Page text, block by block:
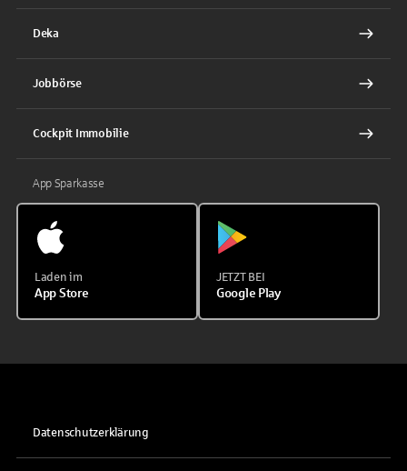
Deka
Jobbörse
Cockpit Immobilie
App Sparkasse
Laden im
App Store
JETZT BEI
Google Play
Datenschutzerklärung